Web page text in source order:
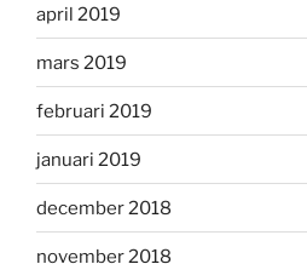
april 2019
mars 2019
februari 2019
januari 2019
december 2018
november 2018